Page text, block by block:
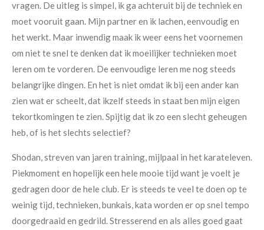
vragen. De uitleg is simpel, ik ga achteruit bij de techniek en
moet vooruit gaan. Mijn partner en ik lachen, eenvoudig en
het werkt. Maar inwendig maak ik weer eens het voornemen
om niet te snel te denken dat ik moeilijker technieken moet
leren om te vorderen. De eenvoudige leren me nog steeds
belangrijke dingen. En het is niet omdat ik bij een ander kan
zien wat er scheelt, dat ikzelf steeds in staat ben mijn eigen
tekortkomingen te zien. Spijtig dat ik zo een slecht geheugen
heb, of is het slechts selectief?
Shodan, streven van jaren training, mijlpaal in het karateleven.
Piekmoment en hopelijk een hele mooie tijd want je voelt je
gedragen door de hele club. Er is steeds te veel te doen op te
weinig tijd, technieken, bunkais, kata worden er op snel tempo
doorgedraaid en gedrild. Stresserend en als alles goed gaat